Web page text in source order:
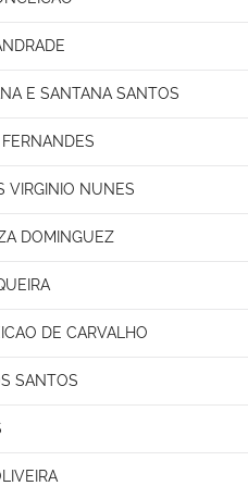
E SANTANA SANTOS
VIRGINIO NUNES
DOMINGUEZ
DE CARVALHO
SANTOS